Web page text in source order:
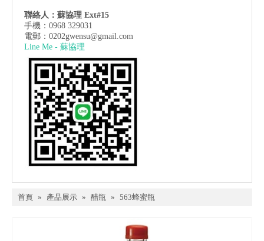
聯絡人：蘇協理 Ext#15
手機：0968 329031
電郵： 0202gwensu@gmail.com
Line Me - 蘇協理
首頁 » 產品展示 » 醋瓶 » 563蜂蜜瓶